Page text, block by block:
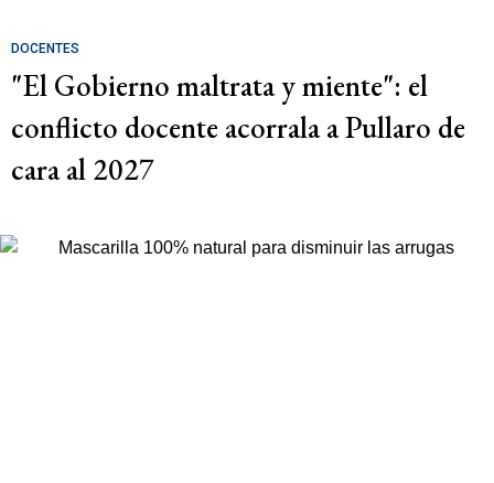
DOCENTES
"El Gobierno maltrata y miente": el
conflicto docente acorrala a Pullaro de
cara al 2027